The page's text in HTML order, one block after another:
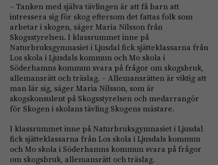
– Tanken med själva tävlingen är att få barn att
intressera sig för skog eftersom det fattas folk som
arbetar i skogen, säger Maria Nilsson från
Skogsstyrelsen. I klassrummet inne på
Naturbruksgymnasiet i Ljusdal fick sjätteklassarna från
Los skola i Ljusdals kommun och Mo skola i
Söderhamns kommun svara på frågor om skogsbruk,
allemansrätt och träslag. – Allemansrätten är viktig att
man lär sig, säger Maria Nilsson, som är
skogskonsulent på Skogsstyrelsen och medarrangör
för Skogen i skolans tävling Skogens mästare.
I klassrummet inne på Naturbruksgymnasiet i Ljusdal
fick sjätteklassarna från Los skola i Ljusdals kommun
och Mo skola i Söderhamns kommun svara på frågor
om skogsbruk, allemansrätt och träslag.